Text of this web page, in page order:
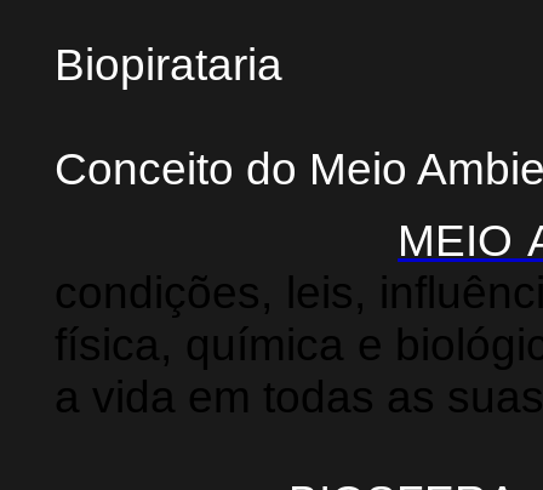
Biopirataria
Conceito do Meio
MEIO
condições, leis,
física, química e
a vida em todas as